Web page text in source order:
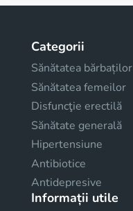
Categorii
Sănătatea bărbaților
Sănătatea femeilor
Disfuncţie erectilă
Sănătate generală
Hipertensiune
Antibiotice
Antidepresive
Informații utile